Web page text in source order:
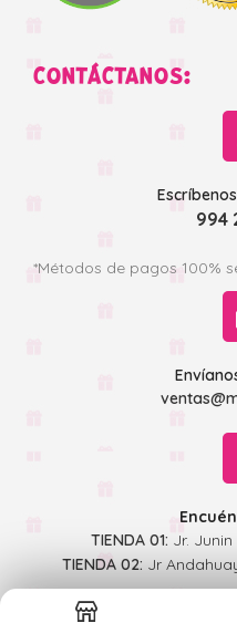
CONTÁCTANOS:
994
*Métodos de pagos 100%
TIENDA 01: Jr.
TIENDA 02: Jr